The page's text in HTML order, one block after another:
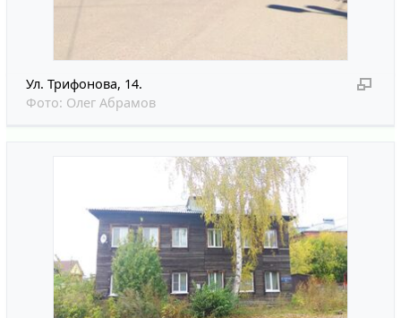
Ул. Трифонова, 14.
Фото: Олег Абрамов